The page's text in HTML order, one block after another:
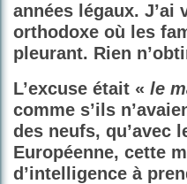
années légaux.
orthodoxe où les
pleurant. Rien
L’excuse était « le
comme s’ils
des neufs, qu’avec
Européenne, cette
d’intelligence à